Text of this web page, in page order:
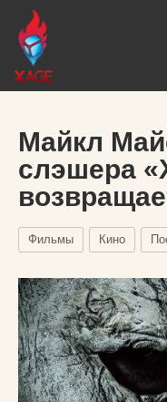
Майкл
слэшера
Фильмы Кино